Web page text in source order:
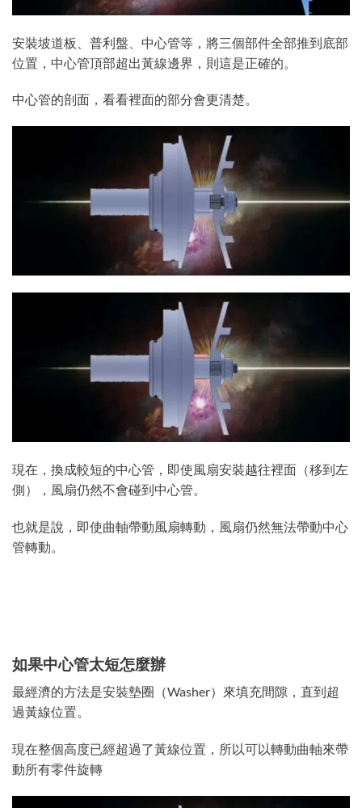
安裝坡道板、普利盤、中心管等，將三個部件全部推到底部
位置，中心管頂部超出黃線邊界，則這是正確的。
中心管的剖面，看看裡面的部分會更清楚。
現在，換成較短的中心管，即使風扇安裝越往裡面（移到左
側），風扇仍然不會碰到中心管。
也就是說，即使曲軸帶動風扇轉動，風扇仍然無法帶動中心
管轉動。
如果中心管太短怎麼辦
最經濟的方法是安裝墊圈（Washer）來填充間隙，直到超
過黃線位置。
現在整個高度已經超過了黃線位置，所以可以轉動曲軸來帶
動所有零件旋轉